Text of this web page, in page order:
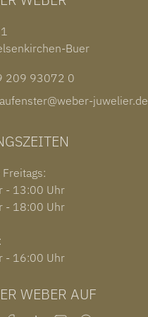
3S
Buer
209 93072 0
juwelier.de
- 13:00 Uhr
- 18:00 Uhr
- 16:00 Uhr
WEBER AUF